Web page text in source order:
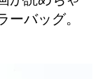
バッグ。